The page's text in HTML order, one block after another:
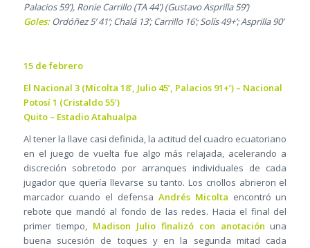
Palacios 59’), Ronie Carrillo (TA 44’) (Gustavo Asprilla 59’)
Goles:Ordóñez 5’ 41’; Chalá 13’; Carrillo 16’; Solís 49+’; Asprilla 90’
15 de febrero
El Nacional 3 (Micolta 18’, Julio 45’, Palacios 91+’) – Nacional
Potosí 1 (Cristaldo 55’)
Quito – Estadio Atahualpa
Al tener la llave casi definida, la actitud del cuadro ecuatoriano
en el juego de vuelta fue algo más relajada, acelerando a
discreción sobretodo por arranques individuales de cada
jugador que quería llevarse su tanto. Los criollos abrieron el
marcador cuando el defensa Andrés Micolta encontró un
rebote que mandó al fondo de las redes. Hacia el final del
primer tiempo, Madison Julio finalizó con anotación una
buena sucesión de toques y en la segunda mitad cada